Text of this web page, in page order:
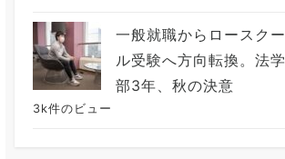
一般就職からロースクー
ル受験へ方向転換。法学
部3年、秋の決意
3k件のビュー